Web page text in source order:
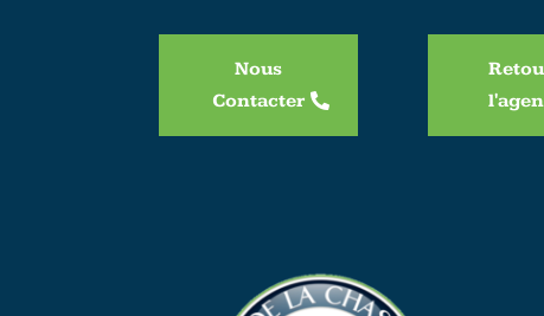
Nous
Contacter